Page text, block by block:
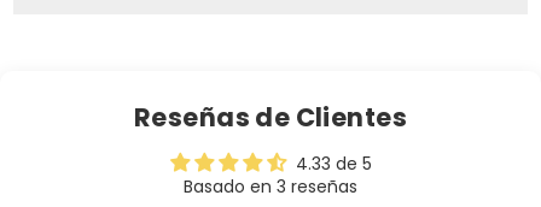
Reseñas de Clientes
4.33 de 5
Basado en 3 reseñas